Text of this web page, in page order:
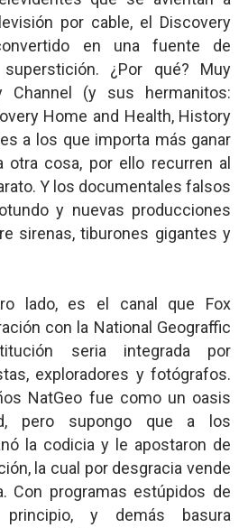
por cable, el Discovery
en una fuente de
¿Por qué? Muy
Channel (y sus hermanitos:
Home and Health, History
a los que importa más ganar
otra cosa, por ello recurren al
Y los documentales falsos
y nuevas producciones
sirenas, tiburones gigantes y
lado, es el canal que Fox
con la National Geograffic
seria integrada por
exploradores y fotógrafos.
NatGeo fue como un oasis
pero supongo que a los
la codicia y le apostaron de
la cual por desgracia vende
Con programas estúpidos de
principio, y demás basura